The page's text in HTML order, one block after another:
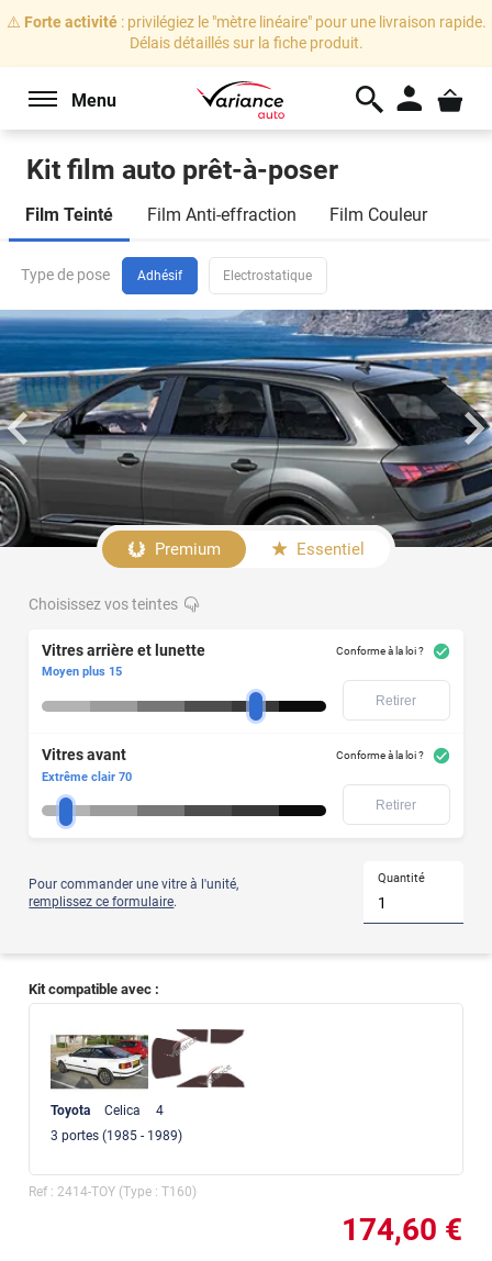
⚠️ Forte activité: privilégiez le "mètre linéaire" pour une livraison rapide.
Délais détaillés sur la fiche produit.
Menu
Kit film auto prêt-à-poser
Film Teinté Film Anti-effraction Film Couleur
Type de pose Adhésif Electrostatique
Premium Essentiel
Choisissez vos teintes
Vitres arrière et lunette Conforme à la loi ?
Moyen plus 15
Retirer
Vitres avant Conforme à la loi ?
Extrême clair 70
Retirer
Pour commander une vitre à l'unité,
remplissez ce formulaire.
Quantité
Kit compatible avec :
Toyota Celica
4
3 portes(1985 - 1989)
Ref : 2414-TOY (Type : T160)
174,60 €
3 portes (1985 - 1989)
arrière
et
lunette
de
voiture
Sélectionnez votre marque
Modèle
Sélectionnez votre modèle
Carrosserie
Sélectionnez votre carrosserie
Afficher
le
produit
Votre
de
voiture
figure
notre
liste
?
Alors
optez
film
teinté
à